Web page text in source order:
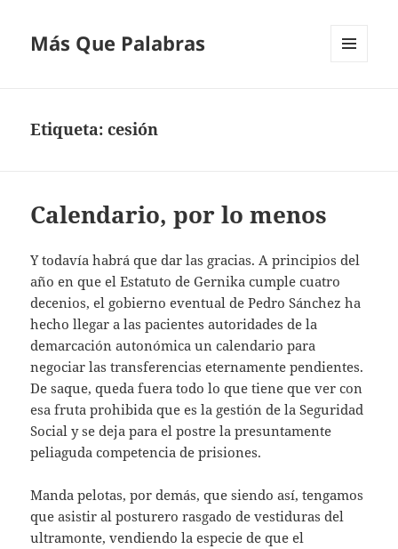
Más Que Palabras
Etiqueta:cesión
Calendario, por lo menos
Y todavía habrá que dar las gracias. A principios del
año en que el Estatuto de Gernika cumple cuatro
decenios, el gobierno eventual de Pedro Sánchez ha
hecho llegar a las pacientes autoridades de la
demarcación autonómica un calendario para
negociar las transferencias eternamente pendientes.
De saque, queda fuera todo lo que tiene que ver con
esa fruta prohibida que es la gestión de la Seguridad
Social y se deja para el postre la presuntamente
peliaguda competencia de prisiones.
Manda pelotas, por demás, que siendo así, tengamos
que asistir al posturero rasgado de vestiduras del
ultramonte, vendiendo la especie de que el